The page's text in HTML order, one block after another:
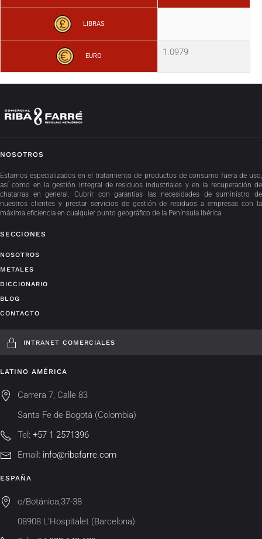
LIBRAS
EURO 1.0979
NOSOTROS
Estamos especializados en el tratamiento de productos de consumo fuera de uso,
así como en la gestión integral de residuos industriales y en la recuperación de
chatarras en general. Cubrir con garantías las necesidades de suministro de
nuestros clientes y prestar servicios de gestión de residuos a empresas con la
máxima eficiencia en cualquier punto geográfico de la Península Ibérica.
SECCIONES
NOSOTROS
METALES
DICCIONARIO
BLOG
CONTACTO
INTRANET COMERCIALES
LATINO AMÉRICA
Carrera 7, Calle 83
Santa Fe de Bogotá (Colombia)
Tel: +57 1 2571396
Email: info@ribafarre.com
ESPAÑA
c/Botánica,37-38
08908 L'Hospitalet (Barcelona)